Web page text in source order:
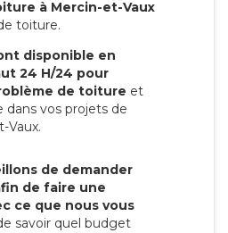
à Mercin-et-Vaux
toiture.
disponible en
24 H/24 pour
de toiture et
vos projets de
Vaux.
de demander
de faire une
ce que nous vous
savoir quel budget